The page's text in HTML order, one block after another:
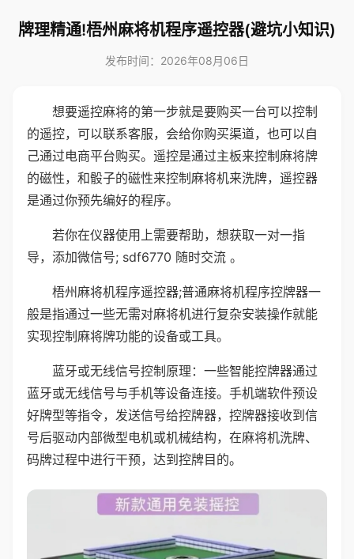
牌理精通!梧州麻将机程序遥控器(避坑小知识)
发布时间：2026年08月06日
想要遥控麻将的第一步就是要购买一台可以控制
的遥控，可以联系客服，会给你购买渠道，也可以自
己通过电商平台购买。遥控是通过主板来控制麻将牌
的磁性，和骰子的磁性来控制麻将机来洗牌，遥控器
是通过你预先编好的程序。
若你在仪器使用上需要帮助，想获取一对一指
导，添加微信号; sdf6770 随时交流 。
梧州麻将机程序遥控器;普通麻将机程序控牌器一
般是指通过一些无需对麻将机进行复杂安装操作就能
实现控制麻将牌功能的设备或工具。
蓝牙或无线信号控制原理：一些智能控牌器通过
蓝牙或无线信号与手机等设备连接。手机端软件预设
好牌型等指令，发送信号给控牌器，控牌器接收到信
号后驱动内部微型电机或机械结构，在麻将机洗牌、
码牌过程中进行干预，达到控牌目的。